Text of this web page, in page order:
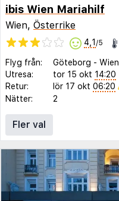
ibis Wien Mariahilf
Wien, Österrike
4,1 /5
Flyg från: Göteborg - Wien
Utresa:
tor 15 okt 14:20
Retur:
lör 17 okt 06:20
Nätter:
2
Fler val